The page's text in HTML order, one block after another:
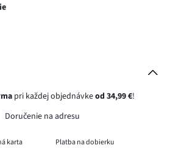
pri každej objednávkeod 34,99 €!
Doručenie na adresu
karta Platba na dobierku